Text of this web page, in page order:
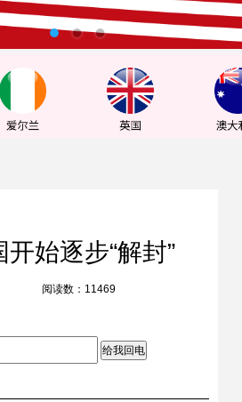
始逐步“解封”
阅读数：11469
给我回电